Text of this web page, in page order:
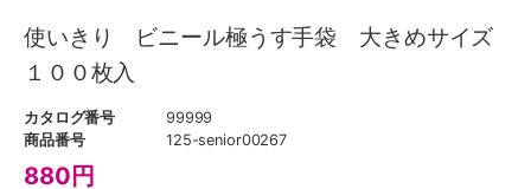
使いきり ビニール極うす手袋 大きめサイズ
１００枚入
カタログ番号
99999
商品番号
125-senior00267
880 円